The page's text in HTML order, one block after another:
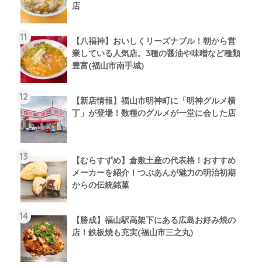
店
【八福神】おいしくリーズナブル！朝から営
業している人気店。3種の醤油や味噌など種類
豊富(福山市南手城)
【新店情報】福山市明神町に「明神グルメ横
丁」が登場！数種のグルメが一堂に会した店
【むらすずめ】倉敷土産の代表格！おすすめ
メーカーを紹介！つぶあんが魅力の明治初期
からの伝統銘菓
【勝成】福山駅高架下にある広島お好み焼の
店！鉄板焼も充実(福山市三之丸)